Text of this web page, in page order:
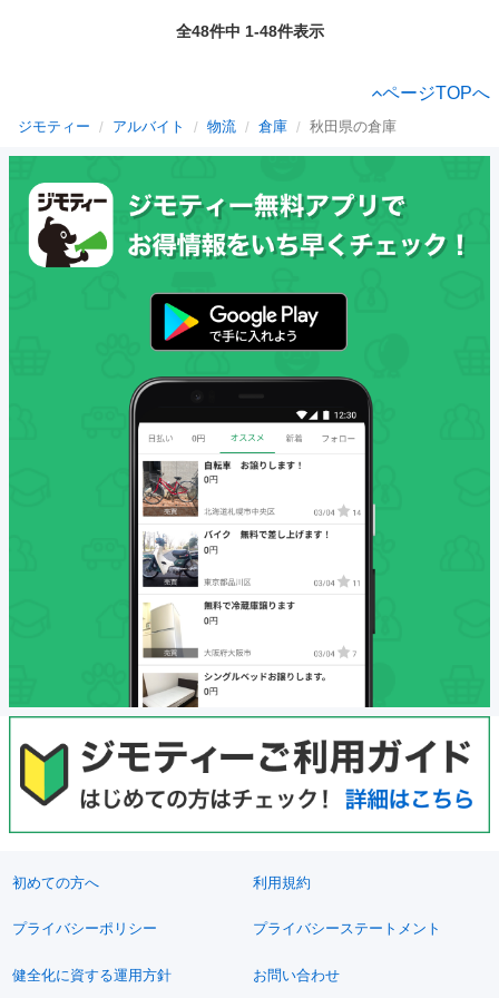
全48件中 1-48件表示
ページTOPへ
ジモティー アルバイト 物流 倉庫 秋田県の倉庫
初めての方へ 利用規約
プライバシーポリシー プライバシーステートメント
健全化に資する運用方針 お問い合わせ